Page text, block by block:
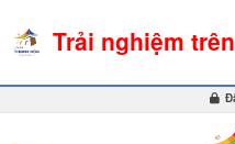
Trải nghiệm